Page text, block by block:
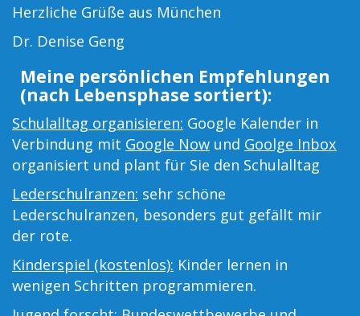
Herzliche Grüße aus München
Dr. Denise Geng
Meine persönlichen Empfehlungen
(nach Lebensphase sortiert):
Schulalltag organisieren: Google Kalender in
Verbindung mit Google Now und Goolge Inbox
organisiert und plant für Sie den Schulalltag
Lederschulranzen: sehr schöne
Lederschulranzen, besonders gut gefällt mir
der rote.
Kinderspiel (kostenlos): Kinder lernen in
wenigen Schritten programmieren.